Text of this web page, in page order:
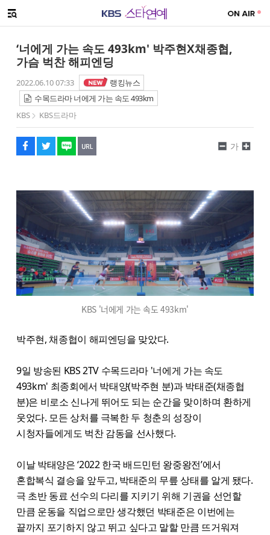
메뉴 열기
‘너에게 가는 속도 493km' 박주현X채종협,
가슴 벅찬 해피엔딩
2022.06.10 07:33
랭킹뉴스
수목드라마 너에게 가는 속도 493km
KBS
KBS드라마
페이스북
트위터
네이버
URL복사
글씨 작게보기
가
글씨 크게보기
KBS '너에게 가는 속도 493km'
박주현, 채종협이 해피엔딩을 맞았다.
9일 방송된 KBS 2TV 수목드라마 '너에게 가는 속도
493km' 최종회에서 박태양(박주현 분)과 박태준(채종협
분)은 비로소 신나게 뛰어도 되는 순간을 맞이하며 환하게
웃었다. 모든 상처를 극복한 두 청춘의 성장이
시청자들에게도 벅찬 감동을 선사했다.
이날 박태양은 ‘2022 한국 배드민턴 왕중왕전’에서
혼합복식 결승을 앞두고, 박태준의 무릎 상태를 알게 됐다.
극 초반 동료 선수의 다리를 지키기 위해 기권을 선언할
만큼 운동을 직업으로만 생각했던 박태준은 이번에는
끝까지 포기하지 않고 뛰고 싶다고 말할 만큼 뜨거워져